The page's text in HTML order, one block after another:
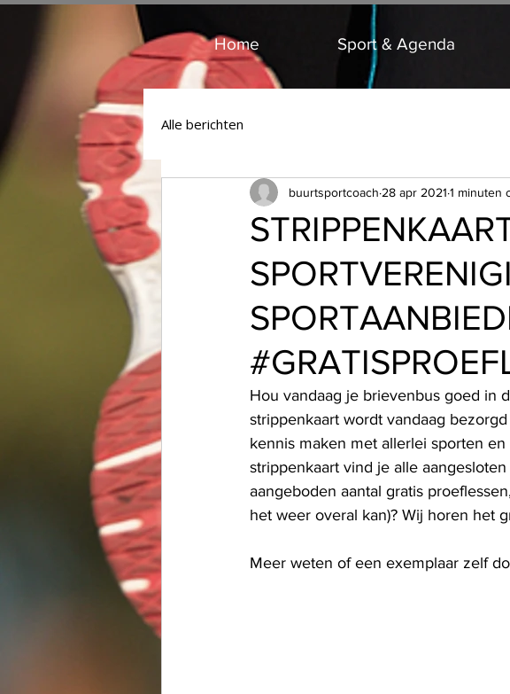
Home Sport & Agenda
Alle berichten
buurtsportcoach 28 apr 2021 1 minuten
Hou vandaag je brievenbus goed in
strippenkaart wordt vandaag
kennis maken met allerlei sporten
strippenkaart vind je alle
aangeboden aantal gratis
het weer overal kan)? Wij horen het
Meer weten of een exemplaar zelf